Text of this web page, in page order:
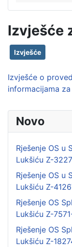
Izvješće
Izvješće
Izvješće o
informacijama
Novo
Rješenje OS u
Lukšiću Z-
Rješenje OS u
Lukšiću Z-
Rješenje OS
Lukšiću Z-
Rješenje OS
Lukšiću Z-